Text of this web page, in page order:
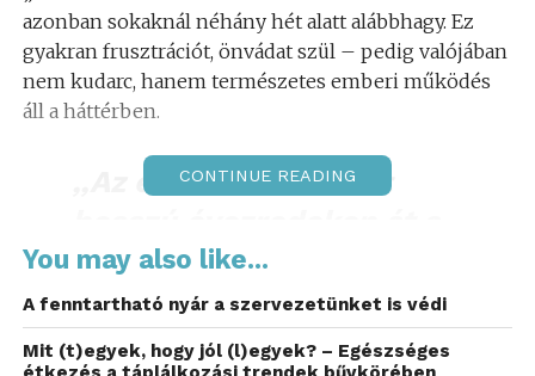
azonban sokaknál néhány hét alatt alábbhagy. Ez
gyakran frusztrációt, önvádat szül – pedig valójában
nem kudarc, hanem természetes emberi működés
áll a háttérben.
,,Az emberi szervezet
természeti ciklusokhoz
igazodvaműködött. A tél
– különösen a január –
CONTINUE READING
You may also like...
A fenntartható nyár a szervezetünket is védi
Mit (t)egyek, hogy jól (l)egyek? – Egészséges